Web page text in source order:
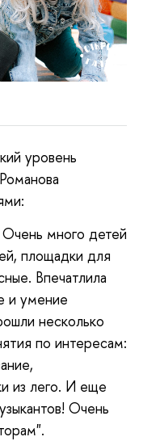
уровень
много детей
площадки для
Впечатлила
и умение
несколько
по интересам:
из лего. И еще
Очень